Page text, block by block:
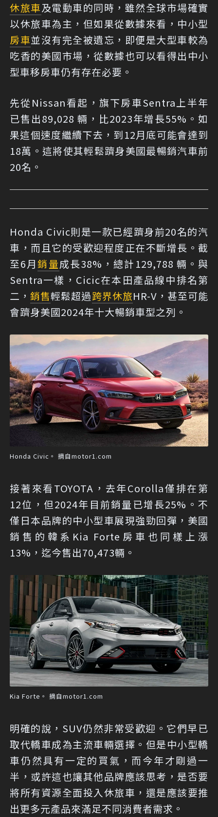
休旅車及電動車的同時，雖然全球市場確實
以休旅車為主，但如果從數據來看，中小型
房車並沒有完全被遺忘，即便是大型車較為
吃香的美國市場，從數據也可以看得出中小
型車移房車仍有存在必要。
先從Nissan看起，旗下房車Sentra上半年
已售出89,028 輛，比2023年增長55%。如
果這個速度繼續下去，到12月底可能會達到
18萬。這將使其輕鬆躋身美國最暢銷汽車前
20名。
Honda Civic則是一款已經躋身前20名的汽
車，而且它的受歡迎程度正在不斷增長。截
至6月銷量成長38%，總計129,788 輛。與
Sentra一樣，Cicic在本田產品線中排名第
二，銷售輕鬆超過跨界休旅HR-V，甚至可能
會躋身美國2024年十大暢銷車型之列。
Honda Civic。 摘自motor1.com
接著來看TOYOTA，去年Corolla僅排在第
12位，但2024年目前銷量已增長25%。不
僅日本品牌的中小型車展現強勁回彈，美國
銷售的韓系Kia Forte房車也同樣上漲
13%，迄今售出70,473輛。
Kia Forte。 摘自motor1.com
明確的說，SUV仍然非常受歡迎。它們早已
取代轎車成為主流車輛選擇。但是中小型轎
車仍然具有一定的買氣，而今年才剛過一
半，或許這也讓其他品牌應該思考，是否要
將所有資源全面投入休旅車，還是應該要推
出更多元產品來滿足不同消費者需求。